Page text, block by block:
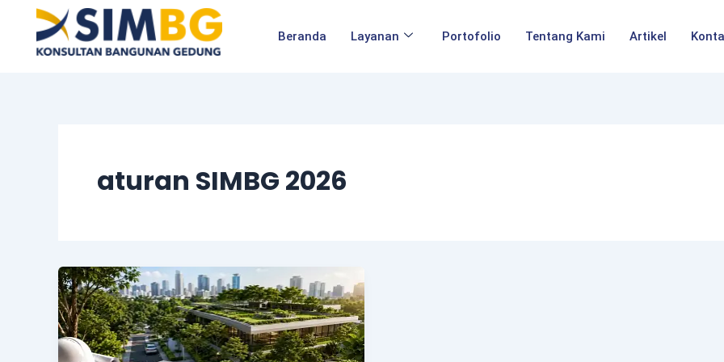
content
Beranda Layanan Portofolio Tentang Kami Artikel
aturan SIMBG 2026